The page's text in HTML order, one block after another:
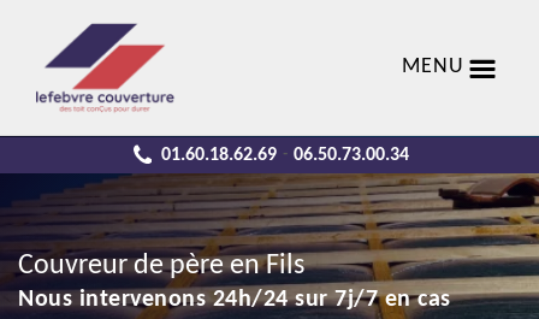
MENU
01.60.18.62.69 - 06.50.73.00.34
Couvreur de père en Fils
Nous intervenons 24h/24 sur 7j/7 en cas